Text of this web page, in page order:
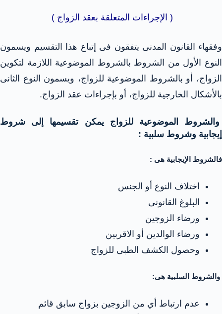
( الإجراءات المتعلقة بعقد الزواج )
وفقهاء القانون المدنى يتفقون فى إتباع هذا التقسيم ويسمون
النوع الأول من الشروط بالشروط الموضوعية اللازمة لتكوين
الزواج، أو بالشروط الموضوعية للزواج، ويسمون النوع الثانى
بالأشكال الخارجية للزواج، أو بإجراءات عقد الزواج.
والشروط الموضوعية للزواج يمكن تقسيمها إلى شروط
إيجابية وشروط سلبية :
فالشروط الإيجابية هى :
اختلاف النوع أو الجنس
البلوغ القانونى
ورضاء الزوجين
ورضاء الوالدين أو الاقربين
وحصول الكشف الطبى للزواج
والشروط السلبية هى:
عدم ارتباط أي من الزوجين بزواج سابق قائم